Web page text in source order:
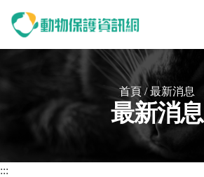
動物保護資訊網
首頁 /最新消息
最新消息
:::